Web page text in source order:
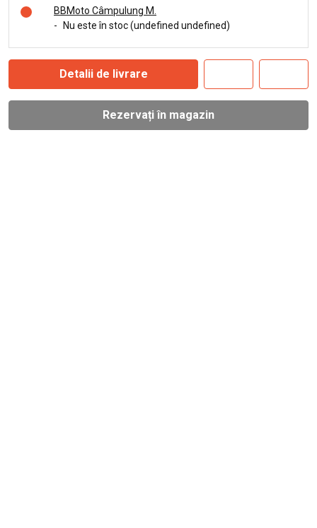
BBMoto Câmpulung M.
-
Nu este în stoc (undefined undefined)
Detalii de livrare
Rezervați în magazin